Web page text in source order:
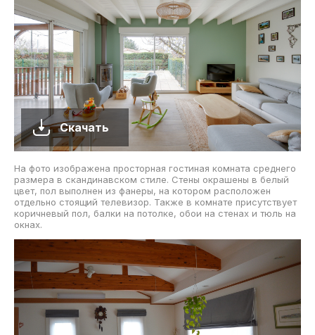
Скачать
На фото изображена просторная гостиная комната среднего
размера в скандинавском стиле. Стены окрашены в белый
цвет, пол выполнен из фанеры, на котором расположен
отдельно стоящий телевизор. Также в комнате присутствует
коричневый пол, балки на потолке, обои на стенах и тюль на
окнах.